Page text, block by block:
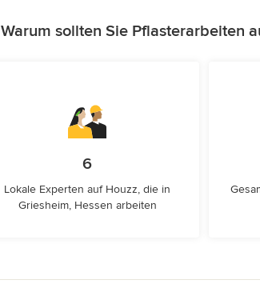
Warum sollten Sie Pflasterarbeiten
6
Lokale Experten auf Houzz, die in
Griesheim, Hessen arbeiten